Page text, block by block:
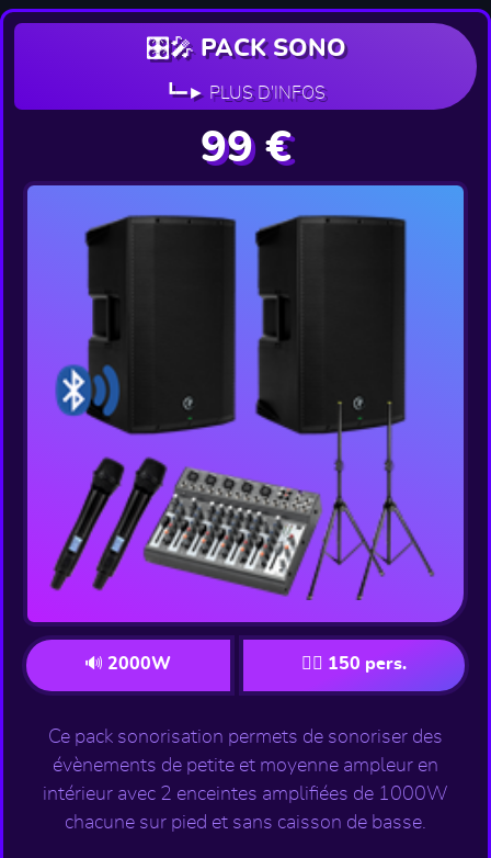
🎛️🎤 PACK SONO
┗━► PLUS D'INFOS
99 €
🔊 2000W 👯‍♂️ 150 pers.
Ce pack sonorisation permets de sonoriser des
évènements de petite et moyenne ampleur en
intérieur avec 2 enceintes amplifiées de 1000W
chacune sur pied et sans caisson de basse.